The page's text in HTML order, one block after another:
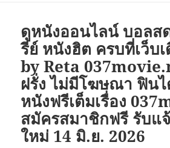
ดูหนังออนไลน์ บอลส
รีย์ หนังฮิต ครบที่เว็บ
by Reta
ฝรั่ง ไม่มีโฆษณา ฟิน
หนังฟรีเต็มเรื่อง
สมัครสมาชิกฟรี รับแ
ใหม่ 14 มิ.ย. 2026